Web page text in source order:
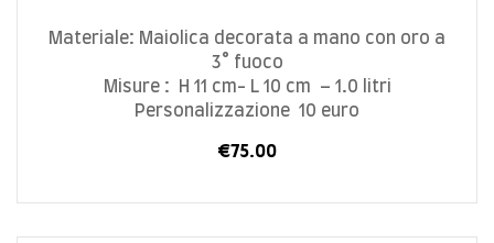
Materiale: Maiolica decorata a mano con oro a
3° fuoco
Misure : H 11 cm- L 10 cm – 1.0 litri
Personalizzazione 10 euro
€75.00